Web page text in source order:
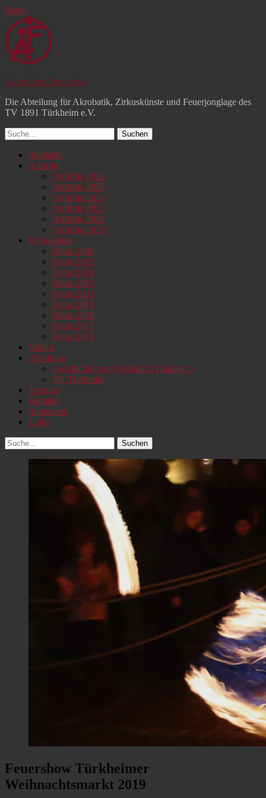
Menü
Acrobatica Fantastica
Die Abteilung für Akrobatik, Zirkuskünste und Feuerjonglage des
TV 1891 Türkheim e.V.
Suchen
nach:
Primäres
Menü
Zum
Inhalt
Startseite
Auftritte
Auftritte 2026
Auftritte 2025
Auftritte 2024
Auftritte 2022
Auftritte 2021
Auftritte 2019
Fotogallerie
Fotos 2026
Fotos 2025
Fotos 2024
Fotos 2022
Fotos 2021
Fotos 2019
Fotos 2018
Fotos 2017
Fotos 2016
Videos
Abteilung
Geschichte von Acrobatica Fantastica
TV Türkheim
Termine
Kontakt
Sponsoren
Links
Suchen
Suchen
nach:
Feuershow Türkheimer
Weihnachtsmarkt 2019